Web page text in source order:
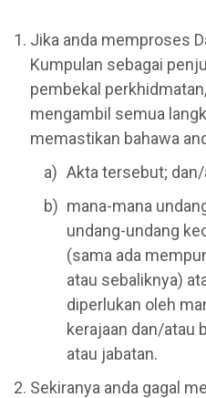
Jika anda memproses
Kumpulan sebagai
pembekal
mengambil semua
memastikan bahawa
Akta tersebut;
mana-mana
undang-undang
(sama ada
atau sebaliknya)
diperlukan oleh
kerajaan dan/atau
atau jabatan.
Sekiranya anda gagal